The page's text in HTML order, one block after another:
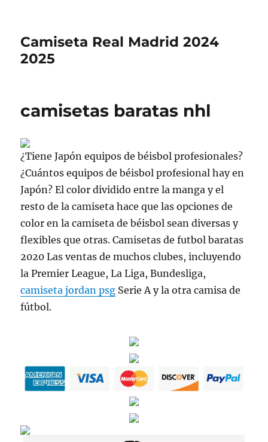
Camiseta Real Madrid 2024
2025
camisetas baratas nhl
¿Tiene Japón equipos de béisbol profesionales?
¿Cuántos equipos de béisbol profesional hay en
Japón? El color dividido entre la manga y el
resto de la camiseta hace que las opciones de
color en la camiseta de béisbol sean diversas y
flexibles que otras. Camisetas de futbol baratas
2020 Las ventas de muchos clubes, incluyendo
la Premier League, La Liga, Bundesliga,
camiseta jordan psg Serie A y la otra camisa de
fútbol.